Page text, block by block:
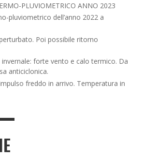
PLUVIOMETRICO ANNO 2023
pluviometrico dell’anno 2022 a
Poi possibile ritorno
invernale: forte vento e calo termico. Da
anticiclonica.
freddo in arrivo. Temperatura in